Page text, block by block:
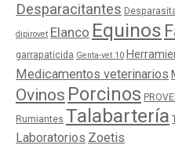
Desparacitantes
dipirovet Elanco Equinos
garrapaticida Genta-vet 10
Medicamentos veterinarios
Ovinos Porcinos
Rumiantes Talabartería
Laboratorios Zoetis